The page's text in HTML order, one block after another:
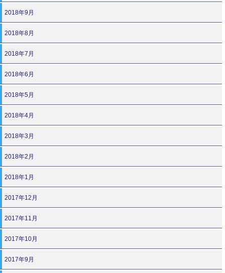
2018年9月
2018年8月
2018年7月
2018年6月
2018年5月
2018年4月
2018年3月
2018年2月
2018年1月
2017年12月
2017年11月
2017年10月
2017年9月